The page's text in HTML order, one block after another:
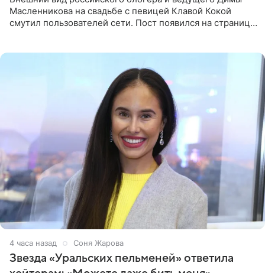
Масленникова на свадьбе с певицей Клавой Кокой
смутил пользователей сети. Пост появился на странице
4 часа назад Соня Жарова
Звезда «Уральских пельменей» ответила